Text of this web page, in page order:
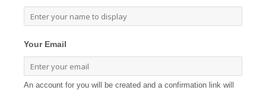
Your Email
An account for you will be created and a confirmation link will